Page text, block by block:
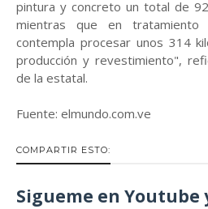
pintura y concreto un total de
mientras que en tratamiento
contempla procesar unos 314
producción y revestimiento",
de la estatal.
Fuente: elmundo.com.ve
COMPARTIR ESTO:
Sigueme en Youtube